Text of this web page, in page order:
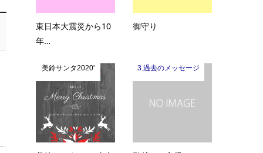
東日本大震災から10
年…
御守り
美鈴サンタ2020' 3.過去のメッセージ